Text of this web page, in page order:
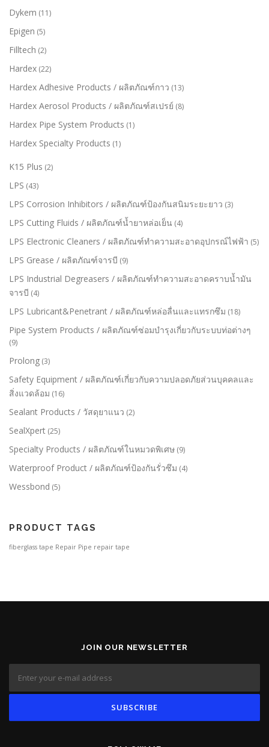
Dykem (11)
Epigen (5)
Filltech (2)
Hardex (22)
Hardex Adhesive Products / ผลิตภัณฑ์กาว (13)
Hardex Aerosol Products / ผลิตภัณฑ์สเปรย์ (8)
Hardex Pipe System Products (1)
Hardex Specialty Products (1)
K15 Plus (2)
LPS (43)
LPS Corrosion Inhibitors / ผลิตภัณฑ์ป้องกันสนิมระยะยาว (3)
LPS Cutting Fluids / ผลิตภัณฑ์น้ำยาหล่อเย็น (4)
LPS Electronic Cleaners / ผลิตภัณฑ์ทำความสะอาดอุปกรณ์ไฟฟ้า (5)
LPS Grease / ผลิตภัณฑ์จารบี (9)
LPS Industrial Degreasers / ผลิตภัณฑ์ทำความสะอาดคราบน้ำมัน
จารบี (4)
LPS Lubricant&Penetrant / ผลิตภัณฑ์หล่อลื่นและแทรกซึม (18)
Pipe System Products / ผลิตภัณฑ์ซ่อมบำรุงเกี่ยวกับระบบท่อต่างๆ
(9)
Prolong (3)
Safety Equipment / ผลิตภัณฑ์เกี่ยวกับความปลอดภัยส่วนบุคคลและ
สิ่งแวดล้อม (16)
Sealant Products / วัสดุยาแนว (2)
SealXpert (25)
Specialty Products / ผลิตภัณฑ์ในหมวดพิเศษ (9)
Waterproof Product / ผลิตภัณฑ์ป้องกันรั่วซึม (4)
Wessbond (5)
PRODUCT TAGS
fiberglass tape Repair Pipe repair tape
JOIN OUR NEWSLETTER